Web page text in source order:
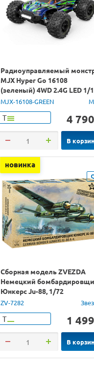
Радиоуправляемый
MJX Hyper Go 16108
(зеленый) 4WD 2.4G LED 1/
RTR
MJX-16108-GREEN
Т 4 790
В
новинка
Сборная модель ZVEZDA
Немецкий
Юнкерс Ju-88, 1/72
ZV-7282
Т 1 499
В